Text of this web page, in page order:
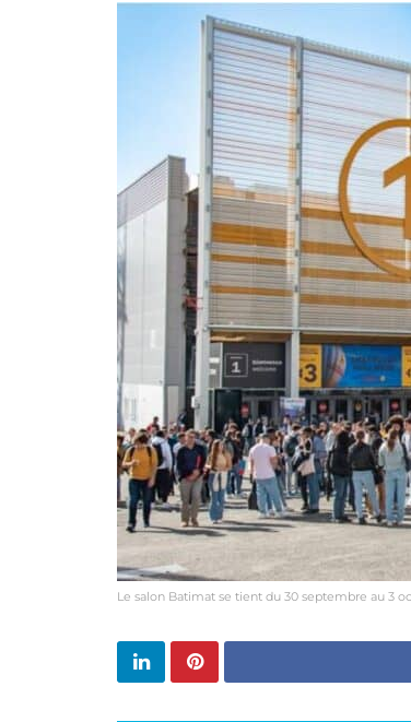
Le salon Batimat se tient du 30 septembre au 3